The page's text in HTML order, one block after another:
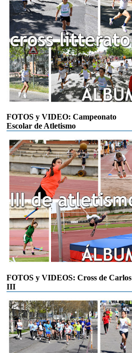
FOTOS y VIDEO: Campeonato
Escolar de Atletismo
FOTOS y VIDEOS: Cross de Carlos
III